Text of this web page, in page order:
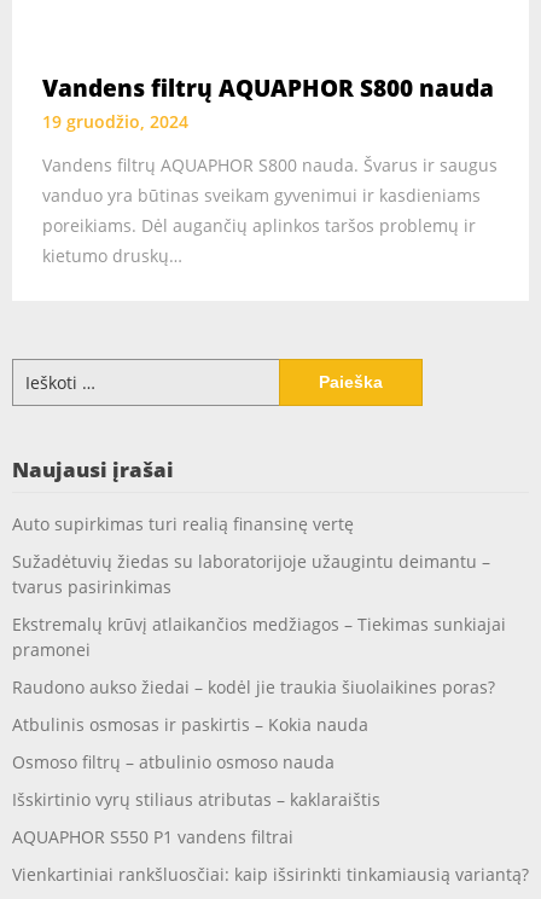
Vandens filtrų AQUAPHOR S800 nauda
19 gruodžio, 2024
Vandens filtrų AQUAPHOR S800 nauda. Švarus ir saugus
vanduo yra būtinas sveikam gyvenimui ir kasdieniams
poreikiams. Dėl augančių aplinkos taršos problemų ir
kietumo druskų…
Ieškoti:
Naujausi įrašai
Auto supirkimas turi realią finansinę vertę
Sužadėtuvių žiedas su laboratorijoje užaugintu deimantu –
tvarus pasirinkimas
Ekstremalų krūvį atlaikančios medžiagos – Tiekimas sunkiajai
pramonei
Raudono aukso žiedai – kodėl jie traukia šiuolaikines poras?
Atbulinis osmosas ir paskirtis – Kokia nauda
Osmoso filtrų – atbulinio osmoso nauda
Išskirtinio vyrų stiliaus atributas – kaklaraištis
AQUAPHOR S550 P1 vandens filtrai
Vienkartiniai rankšluosčiai: kaip išsirinkti tinkamiausią variantą?